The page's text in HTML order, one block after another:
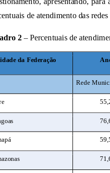
Quadro 2 –
Unidade da Federação
Acre
Alagoas
Amapá
Amazonas